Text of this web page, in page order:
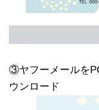
③ヤフーメールを
ウンロード